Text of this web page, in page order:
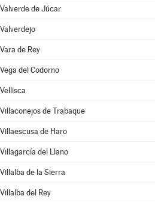
Valverde de Júcar
Valverdejo
Vara de Rey
Vega del Codorno
Vellisca
Villaconejos de Trabaque
Villaescusa de Haro
Villagarcía del Llano
Villalba de la Sierra
Villalba del Rey